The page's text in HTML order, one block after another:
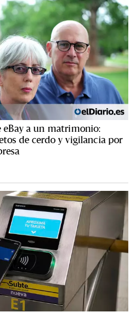
eBay a un matrimonio:
de cerdo y vigilancia por